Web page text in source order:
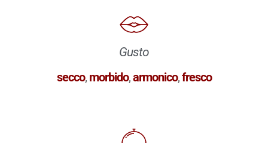
Gusto
secco, morbido,armonico,fresco